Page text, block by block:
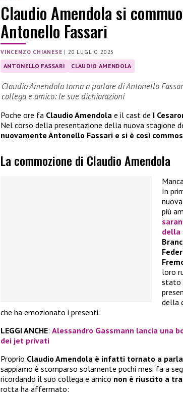
Claudio Amendola si
Antonello Fassari
VINCENZO CHIANESE |20 LUGLIO 2025
ANTONELLO FASSARI CLAUDIO AMENDOLA
Claudio Amendola torna a parlare di Antonello
collega e amico: le sue dichiarazioni
Poche ore fa Claudio Amendola e il cast de I
Nel corso della presentazione della nuova stagione
nuovamente Antonello Fassari e si è così
La commozione di Claudio Amendola
In
più
della
loro
stato
della
che ha emozionato i presenti.
LEGGI ANCHE: Alessandro Gassmann lancia una
dei jet privati
Proprio Claudio Amendola è infatti tornato a
sappiamo è scomparso solamente pochi mesi fa a
ricordando il suo collega e amico non è riuscito a
rotta ha affermato: